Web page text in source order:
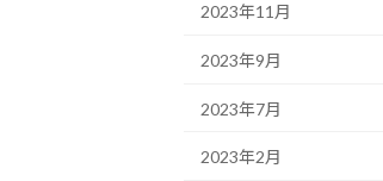
2023年11月
2023年9月
2023年7月
2023年2月